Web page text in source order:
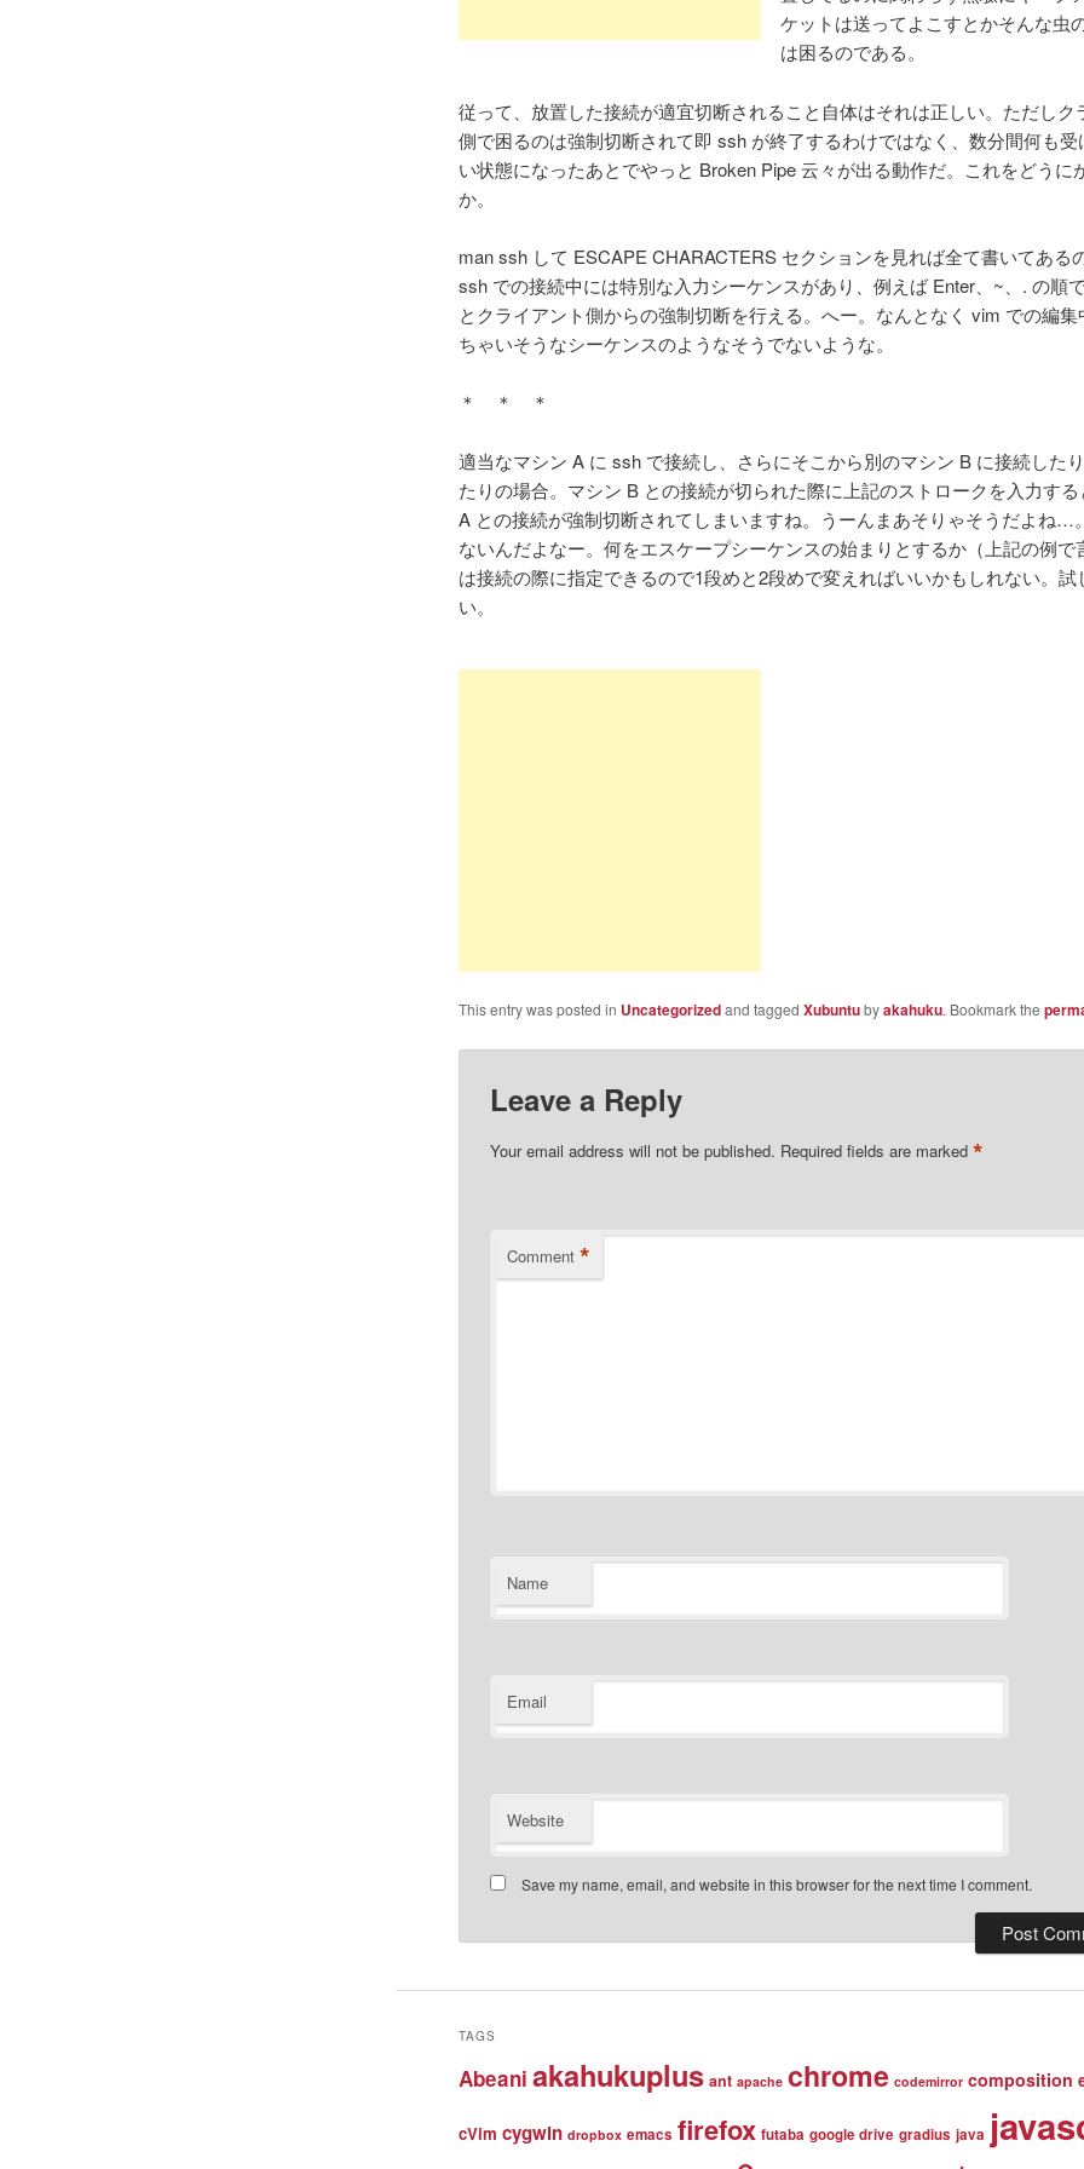
ケットは送ってよこすとかそんな虫
は困るのである。
従って、放置した接続が適宜切断されること自体はそれは正しい。ただしク
側で困るのは強制切断されて即 ssh が終了するわけではなく、数分間何も受
い状態になったあとでやっと Broken Pipe 云々が出る動作だ。これをどうに
か。
man ssh して ESCAPE CHARACTERS セクションを見れば全て書いてある
ssh での接続中には特別な入力シーケンスがあり、例えば Enter、~、. の順
とクライアント側からの強制切断を行える。へー。なんとなく vim での編集
ちゃいそうなシーケンスのようなそうでないような。
＊ ＊ ＊
適当なマシン A に ssh で接続し、さらにそこから別のマシン B に接続した
たりの場合。マシン B との接続が切られた際に上記のストロークを入力する
A との接続が強制切断されてしまいますね。うーんまあそりゃそうだよね…
ないんだよなー。何をエスケープシーケンスの始まりとするか（上記の例で言
は接続の際に指定できるので1段めと2段めで変えればいいかもしれない。試
い。
This entry was posted in Uncategorizedand taggedXubuntubyakahuku. Bookmark the
Leave a Reply
Your email address will not be published. Required fields are marked *
Comment *
Name
Email
Website
Save my name, email, and website in this browser for the next time I comment.
TAGS
Abeani akahukuplus ant apache chrome codemirror composition
cVim cygwin dropbox emacs firefox futaba google drive gradius java